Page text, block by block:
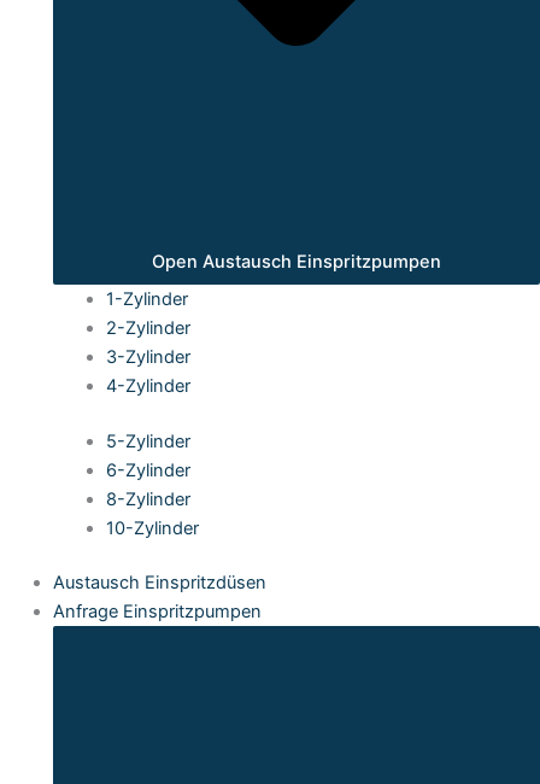
Open Austausch Einspritzpumpen
1-Zylinder
2-Zylinder
3-Zylinder
4-Zylinder
5-Zylinder
6-Zylinder
8-Zylinder
10-Zylinder
Austausch Einspritzdüsen
Anfrage Einspritzpumpen